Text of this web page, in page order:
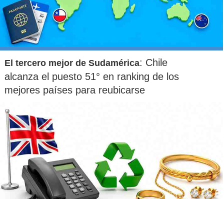
El tercero mejor de Sudamérica: Chile
alcanza el puesto 51° en ranking de los
mejores países para reubicarse